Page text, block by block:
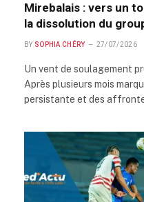
Mirebalais : vers un
la dissolution du
BY SOPHIA CHÉRY 27/07/2026
Un vent de soulagement
Après plusieurs mois
persistante et des